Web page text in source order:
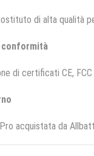
di alta qualità
di certificati CE,
acquistata da